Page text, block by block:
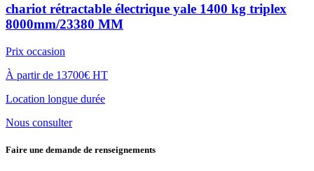
chariot rétractable électrique yale 1400 kg triplex
8000mm/23380 MM
Prix occasion
À partir de 13700€ HT
Location longue durée
Nous consulter
Faire une demande de renseignements